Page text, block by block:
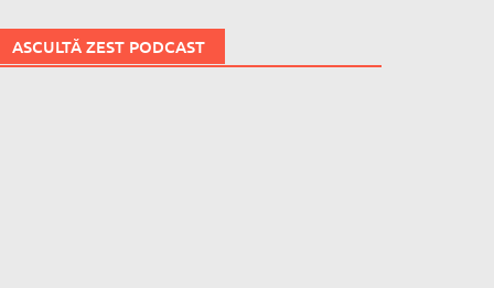
ASCULTĂ ZEST PODCAST